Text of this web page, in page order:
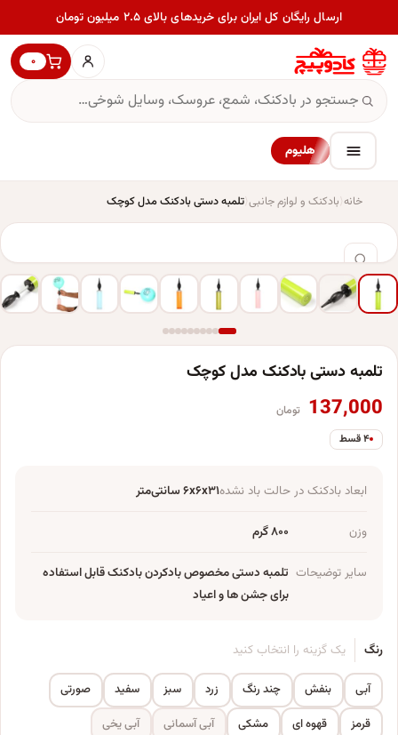
ارسال رایگان کل ایران برای خریدهای بالای ۲.۵ میلیون تومان
۰
هلیوم
خانه بادکنک و لوازم جانبی تلمبه دستی بادکنک مدل کوچک
تلمبه دستی بادکنک مدل کوچک
137,000 تومان
۴ قسط
ابعاد بادکنک در حالت باد نشده۶x۶x۳۱ سانتی‌متر
وزن ۸۰۰ گرم
سایر توضیحات تلمبه دستی مخصوص بادکردن بادکنک قابل استفاده
برای جشن ها و اعیاد
رنگ یک گزینه را انتخاب کنید
آبی بنفش چند رنگ زرد سبز سفید
صورتی
قرمز
قهوه ای مشکی آبی آسمانی
آبی یخی